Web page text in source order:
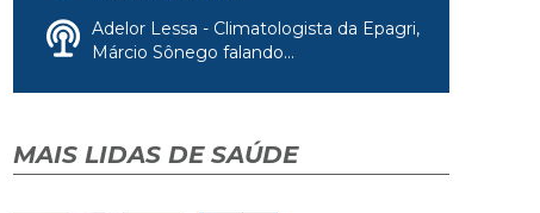
Adelor Lessa - Climatologista da Epagri,
Márcio Sônego falando...
MAIS LIDAS DE SAÚDE